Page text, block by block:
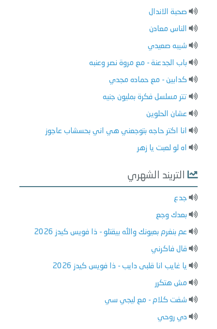
صحبة الاندال
الناس معادن
شيبه صعيدي
باب الجدعنة - مع مروة نصر وعنبه
كدابين - مع حماده مجدي
تتر مسلسل فكرة بمليون جنيه
عشان الحلوين
انا اكتر حاجه بتوجعني هي اني بحسشاب عاجوز
اه لو لعبت يا زهر
التريند الشهري
جدع
بعدك وجع
عم بنغرم بعيونك والله بيقتلو - ذا فويس كيدز 2026
قال فاكرني
يا غايب انا قلبى دايب - ذا فويس كيدز 2026
مش هتكرر
شفت كلام - مع ليجي سي
دي روحي